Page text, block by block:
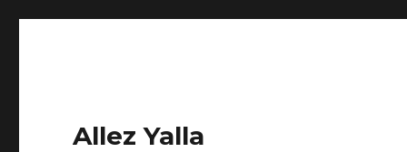
Allez Yalla